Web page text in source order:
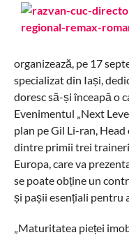
organizează, pe 17
specializat din Iași,
doresc să-și înceapă o
Evenimentul „Next
plan pe Gil Li-ran,
dintre primii trei
Europa, care va
se poate obține un
și pașii esențiali pentru
„Maturitatea pieței